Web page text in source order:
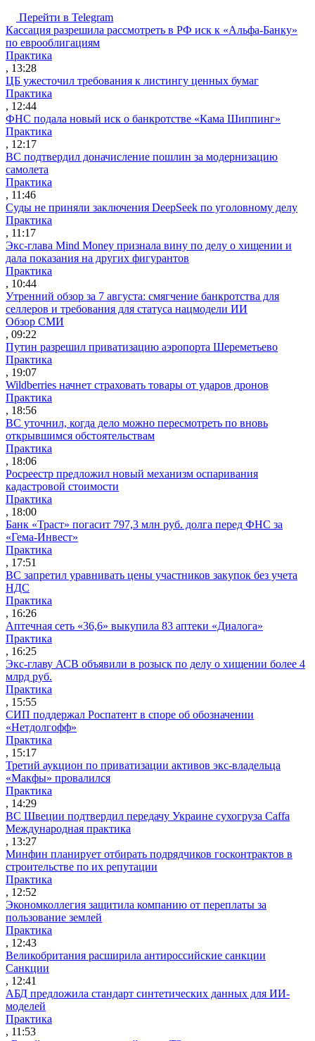
Перейти в Telegram
Кассация разрешила рассмотреть в РФ иск к «Альфа-Банку»
по еврооблигациям
Практика
, 13:28
ЦБ ужесточил требования к листингу ценных бумаг
Практика
, 12:44
ФНС подала новый иск о банкротстве «Кама Шиппинг»
Практика
, 12:17
ВС подтвердил доначисление пошлин за модернизацию
самолета
Практика
, 11:46
Суды не приняли заключения DeepSeek по уголовному делу
Практика
, 11:17
Экс-глава Mind Money признала вину по делу о хищении и
дала показания на других фигурантов
Практика
, 10:44
Утренний обзор за 7 августа: смягчение банкротства для
селлеров и требования для статуса нацмодели ИИ
Обзор СМИ
, 09:22
Путин разрешил приватизацию аэропорта Шереметьево
Практика
, 19:07
Wildberries начнет страховать товары от ударов дронов
Практика
, 18:56
ВС уточнил, когда дело можно пересмотреть по вновь
открывшимся обстоятельствам
Практика
, 18:06
Росреестр предложил новый механизм оспаривания
кадастровой стоимости
Практика
, 18:00
Банк «Траст» погасит 797,3 млн руб. долга перед ФНС за
«Гема-Инвест»
Практика
, 17:51
ВС запретил уравнивать цены участников закупок без учета
НДС
Практика
, 16:26
Аптечная сеть «36,6» выкупила 83 аптеки «Диалога»
Практика
, 16:25
Экс-главу АСВ объявили в розыск по делу о хищении более 4
млрд руб.
Практика
, 15:55
СИП поддержал Роспатент в споре об обозначении
«Нетдолгофф»
Практика
, 15:17
Третий аукцион по приватизации активов экс-владельца
«Макфы» провалился
Практика
, 14:29
ВС Швеции подтвердил передачу Украине сухогруза Caffa
Международная практика
, 13:27
Минфин планирует отбирать подрядчиков госконтрактов в
строительстве по их репутации
Практика
, 12:52
Экономколлегия защитила компанию от переплаты за
пользование землей
Практика
, 12:43
Великобритания расширила антироссийские санкции
Санкции
, 12:41
АБД предложила стандарт синтетических данных для ИИ-
моделей
Практика
, 11:53